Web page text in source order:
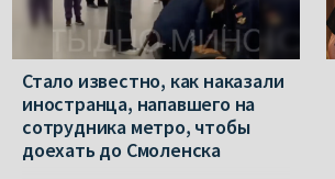
Стало известно, как наказали
иностранца, напавшего на
сотрудника метро, чтобы
доехать до Смоленска